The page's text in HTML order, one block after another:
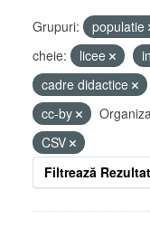
Grupuri: populatie
cheie:
licee
cadre didactice
cc-by
CSV
Filtrează